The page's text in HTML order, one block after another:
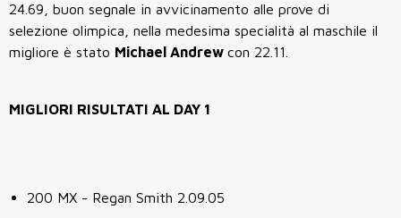
24.69, buon segnale in avvicinamento alle prove di
selezione olimpica, nella medesima specialità al maschile il
migliore è stato Michael Andrew con 22.11.
MIGLIORI RISULTATI AL DAY 1
200 MX - Regan Smith 2.09.05